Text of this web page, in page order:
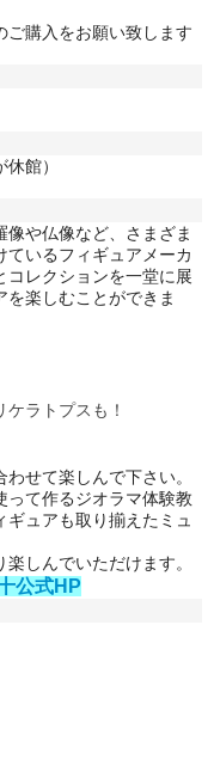
ご購入をお願い致します
館）
や仏像など、さまざま
ているフィギュアメーカ
コレクションを一堂に展
楽しむことができま
ラトプスも！
せて楽しんで下さい。
って作るジオラマ体験教
ュアも取り揃えたミュ
しんでいただけます。
公式HP